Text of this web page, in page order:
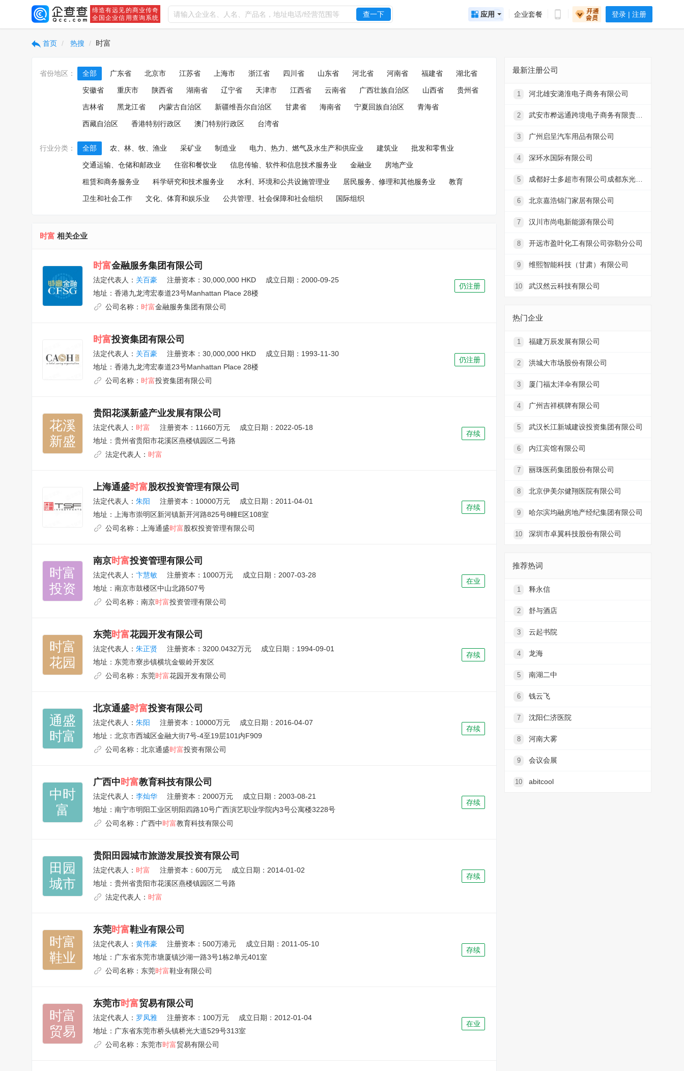
缔造有远见的商业传奇
全国企业信用查询系统
查一下 应用 企业套餐 登录 | 注册
首页 热搜 时富
省份地区： 全部 广东省 北京市 江苏省 上海市 浙江省 四川省 山东省 河北省 河南省 福建省 湖北省
安徽省 重庆市 陕西省 湖南省 辽宁省 天津市 江西省 云南省 广西壮族自治区 山西省 贵州省
吉林省 黑龙江省 内蒙古自治区 新疆维吾尔自治区 甘肃省 海南省 宁夏回族自治区 青海省
西藏自治区 香港特别行政区 澳门特别行政区 台湾省
行业分类： 全部 农、林、牧、渔业 采矿业 制造业 电力、热力、燃气及水生产和供应业 建筑业 批发和零售业
交通运输、仓储和邮政业 住宿和餐饮业 信息传输、软件和信息技术服务业 金融业 房地产业
租赁和商务服务业 科学研究和技术服务业 水利、环境和公共设施管理业 居民服务、修理和其他服务业 教育
卫生和社会工作 文化、体育和娱乐业 公共管理、社会保障和社会组织 国际组织
时富 相关企业
时富金融服务集团有限公司
法定代表人： 关百豪 注册资本：30,000,000 HKD
成立日期：2000-09-25
地址： 香港九龙湾宏泰道23号Manhattan Place 28楼
公司名称： 时富金融服务集团有限公司
仍注册
时富投资集团有限公司
法定代表人： 关百豪 注册资本：30,000,000 HKD
成立日期：1993-11-30
地址： 香港九龙湾宏泰道23号Manhattan Place 28楼
公司名称： 时富投资集团有限公司
仍注册
花溪
新盛
贵阳花溪新盛产业发展有限公司
法定代表人： 时富 注册资本：11660万元
成立日期：2022-05-18
地址： 贵州省贵阳市花溪区燕楼镇园区二号路
法定代表人： 时富
存续
上海通盛时富股权投资管理有限公司
法定代表人： 朱阳 注册资本：10000万元
成立日期：2011-04-01
地址：
上海市崇明区新河镇新开河路825号8幢E区108室
公司名称：
上海通盛时富股权投资管理有限公司
存续
时富
投资
南京时富投资管理有限公司
法定代表人： 卞慧敏 注册资本：1000万元
成立日期：2007-03-28
地址： 南京市鼓楼区中山北路507号
公司名称： 南京时富投资管理有限公司
在业
时富
花园
东莞时富花园开发有限公司
法定代表人： 朱正贤 注册资本：3200.0432万元
成立日期：1994-09-01
地址： 东莞市寮步镇横坑金银岭开发区
公司名称： 东莞时富花园开发有限公司
存续
通盛
时富
北京通盛时富投资有限公司
法定代表人： 朱阳 注册资本：10000万元
成立日期：2016-04-07
地址： 北京市西城区金融大街7号-4至19层101内F909
公司名称： 北京通盛时富投资有限公司
存续
中时
富
广西中时富教育科技有限公司
法定代表人： 李灿华 注册资本：2000万元
成立日期：2003-08-21
地址： 南宁市明阳工业区明阳四路10号广西演艺职业学院内3号公寓楼3228号
公司名称： 广西中时富教育科技有限公司
存续
田园
城市
贵阳田园城市旅游发展投资有限公司
法定代表人： 时富 注册资本：600万元
成立日期：2014-01-02
地址： 贵州省贵阳市花溪区燕楼镇园区二号路
法定代表人： 时富
存续
时富
鞋业
东莞时富鞋业有限公司
法定代表人： 黄伟豪 注册资本：500万港元
成立日期：2011-05-10
地址： 广东省东莞市塘厦镇沙湖一路3号1栋2单元401室
公司名称： 东莞时富鞋业有限公司
存续
时富
贸易
东莞市时富贸易有限公司
法定代表人： 罗凤雅 注册资本：100万元
成立日期：2012-01-04
地址： 广东省东莞市桥头镇桥光大道529号313室
公司名称： 东莞市时富贸易有限公司
在业
最新注册公司
1 河北雄安潞淮电子商务有限公司
2
3 广州启呈汽车用品有限公司
4 深环水国际有限公司
5
6 北京嘉浩锦门家居有限公司
7 汉川市尚电新能源有限公司
8 开远市盈叶化工有限公司弥勒分公司
9 维熙智能科技（甘肃）有限公司
10 武汉然云科技有限公司
热门企业
1 福建万辰发展有限公司
2 洪城大市场股份有限公司
3 厦门福太洋伞有限公司
4 广州吉祥棋牌有限公司
5 武汉长江新城建设投资集团有限公司
6 内江宾馆有限公司
7 丽珠医药集团股份有限公司
8 北京伊美尔健翔医院有限公司
9 哈尔滨均融房地产经纪集团有限公司
10 深圳市卓翼科技股份有限公司
推荐热词
1 释永信
2 舒与酒店
3 云起书院
4 龙海
5 南湖二中
6 钱云飞
7 沈阳仁济医院
8 河南大雾
9 会议会展
10 abitcool